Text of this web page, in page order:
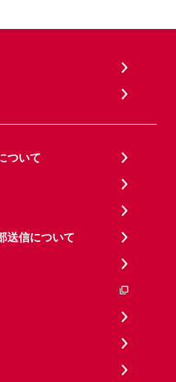
ついて
送信について